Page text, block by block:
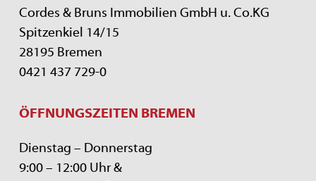
Cordes & Bruns Immobilien GmbH u. Co.KG
Spitzenkiel 14/15
28195 Bremen
0421 437 729-0
ÖFFNUNGSZEITEN BREMEN
Dienstag – Donnerstag
9:00 – 12:00 Uhr &